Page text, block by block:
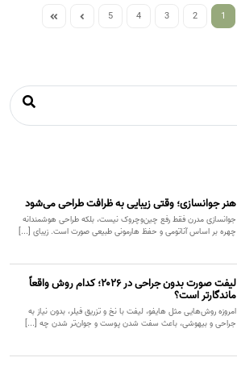
1
2
3
4
5
هنر جوانسازی؛ وقتی زیبایی به ظرافت طراحی می‌شود
جوانسازی مدرن فقط رفع چین‌وچروک نیست، بلکه طراحی هوشمندانه
چهره بر اساس آناتومی و حفظ هارمونی طبیعی صورت است. زیبای [...]
لیفت صورت بدون جراحی در ۲۰۲۶؛ کدام روش واقعاً
ماندگارتر است؟
امروزه روش‌هایی مثل هایفو، لیفت با نخ و تزریق فیلر، بدون نیاز به
جراحی و بیهوشی، باعث سفت شدن پوست و جوان‌تر شدن چه [...]